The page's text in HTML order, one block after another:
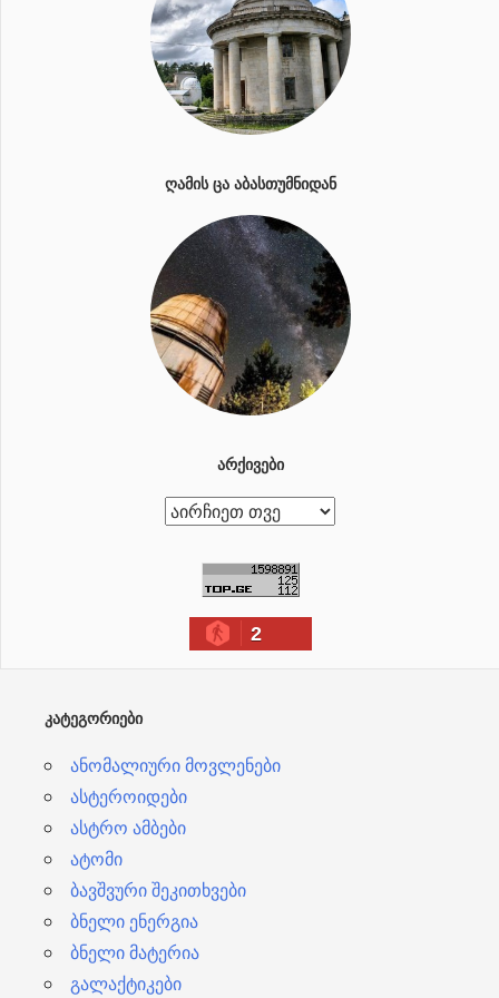
ᲦᲐᲛᲘᲡ ᲪᲐ ᲐᲑᲐᲡᲗᲣᲛᲜᲘᲓᲐᲜ
ᲐᲠᲥᲘᲕᲔᲑᲘ
ა
2
ᲙᲐᲢᲔᲒᲝᲠᲘᲔᲑᲘ
ანომალიური მოვლენები
ასტეროიდები
ასტრო ამბები
ატომი
ბავშვური შეკითხვები
ბნელი ენერგია
ბნელი მატერია
გალაქტიკები